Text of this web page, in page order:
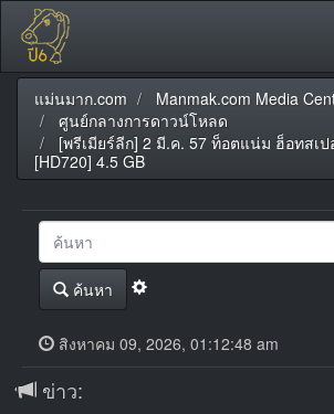
แม่นมาก.com
Manmak.com Media
ศูนย์กลางการดาวน์โหลด
[พรีเมียร์ลีก] 2 มี.ค. 57 ท็อตแน่ม ฮ็อทสเ
[HD720] 4.5 GB
ค้นหา
สิงหาคม 09, 2026, 01:12:48 am
ข่าว: